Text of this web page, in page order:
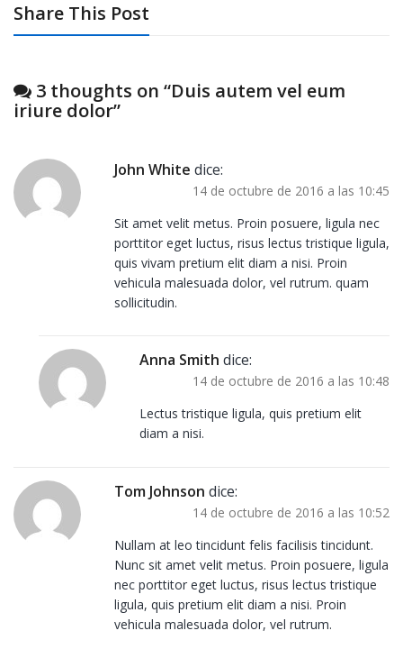
Share This Post
3 thoughts on “Duis autem vel eum
iriure dolor”
John White dice:
14 de octubre de 2016 a las 10:45
Sit amet velit metus. Proin posuere, ligula nec
porttitor eget luctus, risus lectus tristique ligula,
quis vivam pretium elit diam a nisi. Proin
vehicula malesuada dolor, vel rutrum. quam
sollicitudin.
Anna Smith dice:
14 de octubre de 2016 a las 10:48
Lectus tristique ligula, quis pretium elit
diam a nisi.
Tom Johnson dice:
14 de octubre de 2016 a las 10:52
Nullam at leo tincidunt felis facilisis tincidunt.
Nunc sit amet velit metus. Proin posuere, ligula
nec porttitor eget luctus, risus lectus tristique
ligula, quis pretium elit diam a nisi. Proin
vehicula malesuada dolor, vel rutrum.